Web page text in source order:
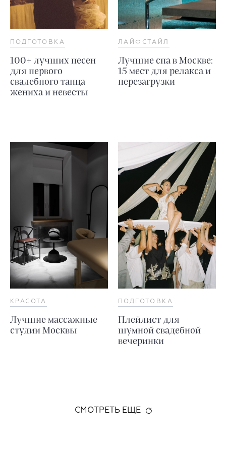
ПОДГОТОВКА
100+ лучших песен
для первого
свадебного танца
жениха и невесты
ЛАЙФСТАЙЛ
Лучшие спа в Москве:
15 мест для релакса и
перезагрузки
КРАСОТА
Лучшие массажные
студии Москвы
ПОДГОТОВКА
Плейлист для
шумной свадебной
вечеринки
СМОТРЕТЬ ЕЩЕ